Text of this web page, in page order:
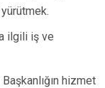
ilgili iş ve
hizmet